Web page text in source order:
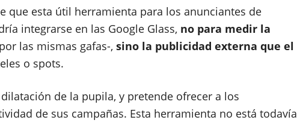
que esta útil herramienta para los anunciantes de
integrarse en las Google Glass, no para medir la
las mismas gafas-, sino la publicidad externa que el
o spots.
de la pupila, y pretende ofrecer a los
de sus campañas. Esta herramienta no está todavía